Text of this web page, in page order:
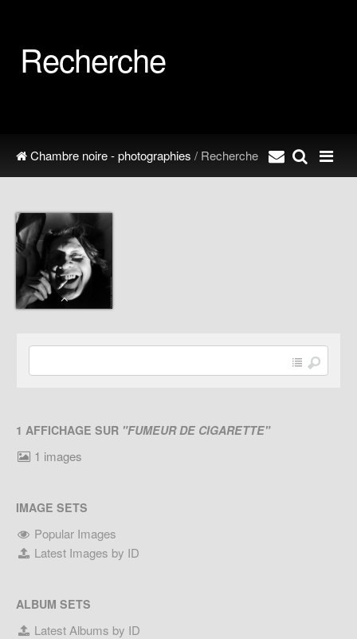
Recherche
Chambre noire - photographies / Recherche
1 AFFICHAGE SUR "FUMEUR DE CIGARETTE"
1 images
IMAGE SETS
Popular Images
Latest Images by ID
ALBUM SETS
Latest Albums by ID